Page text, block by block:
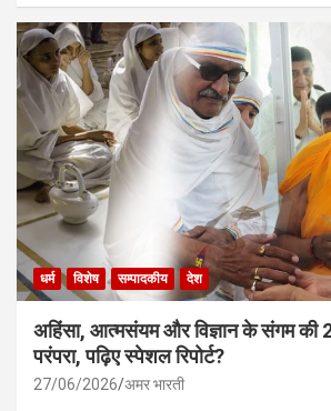
धर्म विशेष सम्पादकीय देश
अहिंसा, आत्मसंयम और विज्ञान के संगम की
परंपरा, पढ़िए स्पेशल रिपोर्ट?
27/06/2026 अमर भारती